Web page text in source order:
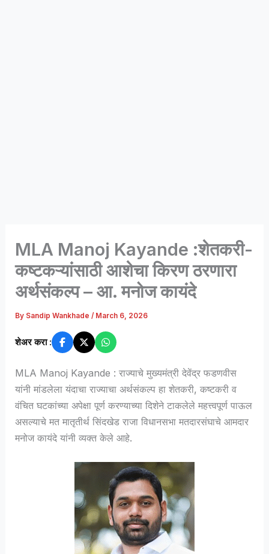
MLA Manoj Kayande :शेतकरी-
कष्टकऱ्यांसाठी आशेचा किरण ठरणारा
अर्थसंकल्प – आ. मनोज कायंदे
By Sandip Wankhade/ March 6, 2026
शेअर करा :
MLA Manoj Kayande : राज्याचे मुख्यमंत्री देवेंद्र फडणवीस
यांनी मांडलेला यंदाचा राज्याचा अर्थसंकल्प हा शेतकरी, कष्टकरी व
वंचित घटकांच्या अपेक्षा पूर्ण करण्याच्या दिशेने टाकलेले महत्त्वपूर्ण पाऊल
असल्याचे मत मातृतीर्थ सिंदखेड राजा विधानसभा मतदारसंघाचे आमदार
मनोज कायंदे यांनी व्यक्त केले आहे.